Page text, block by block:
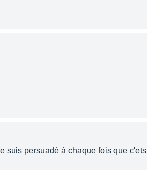
suis persuadé à chaque fois que